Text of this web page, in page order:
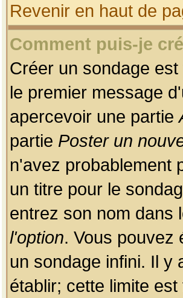
Revenir en haut de
Comment puis-je
Créer un sondage
le premier message
apercevoir une partie
partie Poster un
n'avez probablement
un titre pour le
entrez son nom dans
l'option. Vous pouvez
un sondage infini. Il y
établir; cette limite